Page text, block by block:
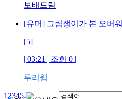
보배드림
[유머] 그림쟁이가 본 오버
[5]
| 03:21 | 조회 0 |
루리웹
12345